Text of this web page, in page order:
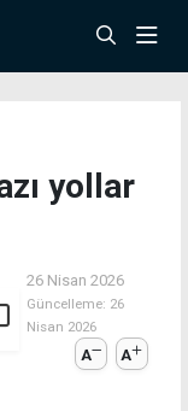
yollar
26 Nisan 2026
Güncelleme: 26
Nisan 2026
A A